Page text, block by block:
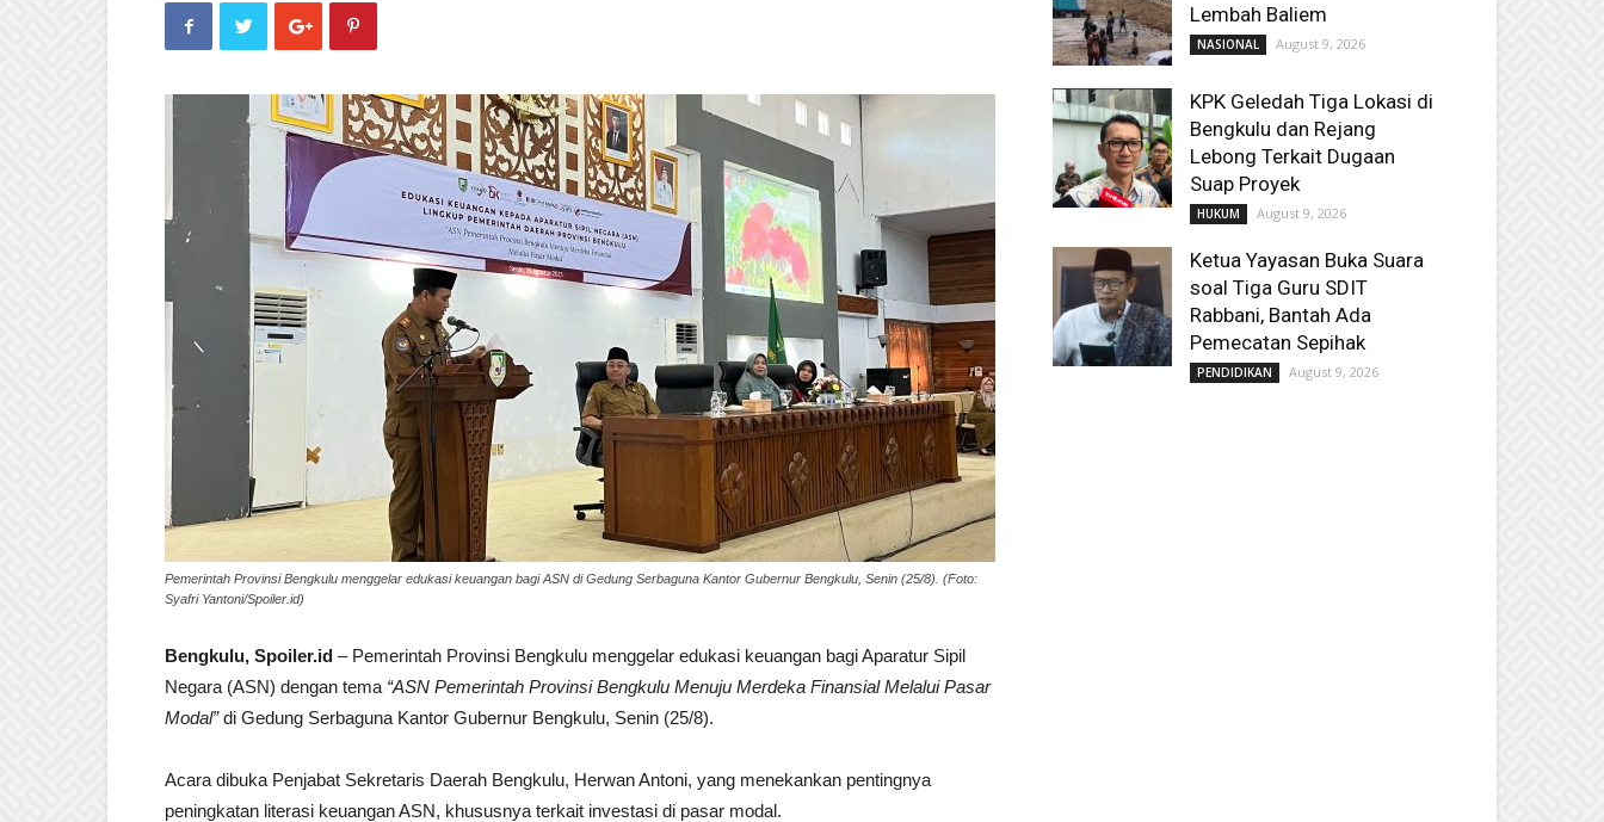
Pemerintah Provinsi Bengkulu menggelar edukasi keuangan bagi ASN di Gedung Serbaguna Kantor Gubernur Bengkulu, Senin (25/8). (Foto:
Syafri Yantoni/Spoiler.id)
Bengkulu, Spoiler.id – Pemerintah Provinsi Bengkulu menggelar edukasi keuangan bagi Aparatur Sipil
Negara (ASN) dengan tema “ASN Pemerintah Provinsi Bengkulu Menuju Merdeka Finansial Melalui Pasar
Modal”di Gedung Serbaguna Kantor Gubernur Bengkulu, Senin (25/8).
Acara dibuka Penjabat Sekretaris Daerah Bengkulu, Herwan Antoni, yang menekankan pentingnya
peningkatan literasi keuangan ASN, khususnya terkait investasi di pasar modal.
Lembah Baliem
NASIONAL August 9, 2026
KPK Geledah Tiga Lokasi di
Bengkulu dan Rejang
Lebong Terkait Dugaan
Suap Proyek
HUKUM August 9, 2026
Ketua Yayasan Buka Suara
soal Tiga Guru SDIT
Rabbani, Bantah Ada
Pemecatan Sepihak
PENDIDIKAN August 9, 2026